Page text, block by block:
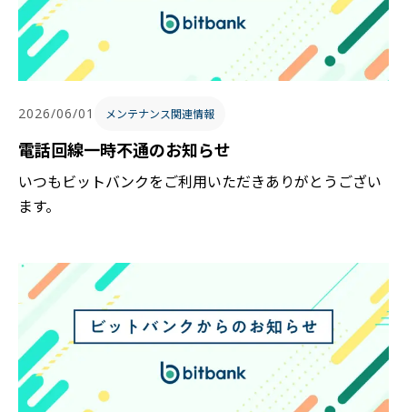
2026/06/01 メンテナンス関連情報
電話回線一時不通のお知らせ
いつもビットバンクをご利用いただきありがとうござい
ます。